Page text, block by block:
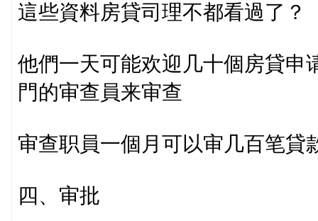
這些資料房貸司理不都看過了？
他們一天可能欢迎几十個房貸申
門的审查員来审查
审查职員一個月可以审几百笔貸
四、审批